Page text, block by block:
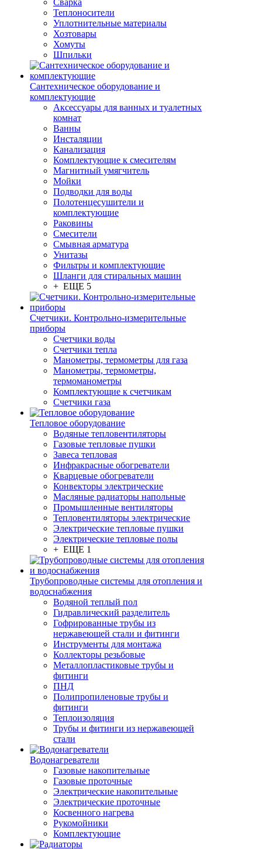
Сварка
Теплоносители
Уплотнительные материалы
Хозтовары
Хомуты
Шпильки
Сантехническое оборудование и
комплектующие
Аксессуары для ванных и туалетных
комнат
Ванны
Инсталяции
Канализация
Комплектующие к смесителям
Магнитный умягчитель
Мойки
Подводки для воды
Полотенцесушители и
комплектующие
Раковины
Смесители
Смывная арматура
Унитазы
Фильтры и комплектующие
Шланги для стиральных машин
+ ЕЩЕ 5
Счетчики. Контрольно-измерительные
приборы
Счетчики воды
Счетчики тепла
Манометры, термометры для газа
Манометры, термометры,
термоманометры
Комплектующие к счетчикам
Счетчики газа
Тепловое оборудование
Водяные тепловентиляторы
Газовые тепловые пушки
Завеса тепловая
Инфракрасные обогреватели
Кварцевые обогреватели
Конвекторы электрические
Масляные радиаторы напольные
Промышленные вентиляторы
Тепловентиляторы электрические
Электрические тепловые пушки
Электрические тепловые полы
+ ЕЩЕ 1
Трубопроводные системы для отопления и
водоснабжения
Водяной теплый пол
Гидравлический разделитель
Гофрированные трубы из
нержавеющей стали и фитинги
Инструменты для монтажа
Коллекторы резьбовые
Металлопластиковые трубы и
фитинги
ПНД
Полипропиленовые трубы и
фитинги
Теплоизоляция
Трубы и фитинги из нержавеющей
стали
Водонагреватели
Газовые накопительные
Газовые проточные
Электрические накопительные
Электрические проточные
Косвенного нагрева
Рукомойники
Комплектующие